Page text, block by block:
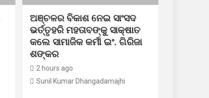
ଅଞ୍ଚଳର ବିକାଶ ନେଇ ସାଂସଦ
ଭର୍ତ୍ତୃହରି ମହତାବଙ୍କୁ ସାକ୍ଷାତ
କଲେ ସାମାଜିକ କର୍ମୀ ଇଂ. ଗିରିଜା
ଶଙ୍କର
2 hours ago
Sunil Kumar Dhangadamajhi